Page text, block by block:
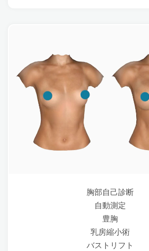
胸部自己診断
自動測定
豊胸
乳房縮小術
バストリフト